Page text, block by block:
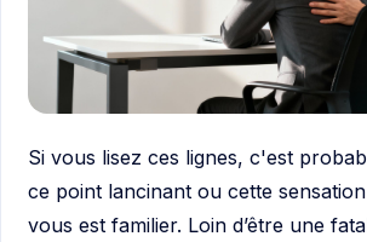
Si vous lisez ces lignes, c'est
ce point lancinant ou cette
vous est familier. Loin d’être une